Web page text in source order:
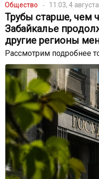
Общество 11:03, 4 августа
Трубы старше, чем
Забайкалье
другие регионы
Рассмотрим подробнее